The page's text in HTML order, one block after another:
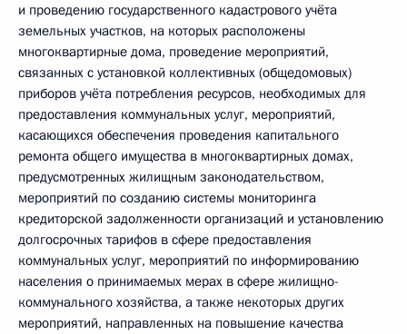
и проведению государственного кадастрового учёта
земельных участков, на которых расположены
многоквартирные дома, проведение мероприятий,
связанных с установкой коллективных (общедомовых)
приборов учёта потребления ресурсов, необходимых для
предоставления коммунальных услуг, мероприятий,
касающихся обеспечения проведения капитального
ремонта общего имущества в многоквартирных домах,
предусмотренных жилищным законодательством,
мероприятий по созданию системы мониторинга
кредиторской задолженности организаций и установлению
долгосрочных тарифов в сфере предоставления
коммунальных услуг, мероприятий по информированию
населения о принимаемых мерах в сфере жилищно-
коммунального хозяйства, а также некоторых других
мероприятий, направленных на повышение качества